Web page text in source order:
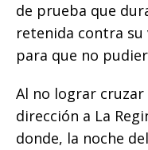
de prueba que
retenida contra
para que no
Al no lograr
dirección a La
donde, la noche